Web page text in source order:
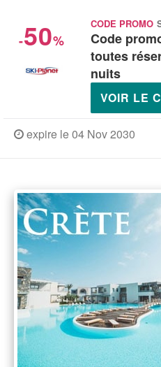
-50%
CODE PROMO
Code
toutes
nuits
VOIR LE
expire le 04 Nov 2030